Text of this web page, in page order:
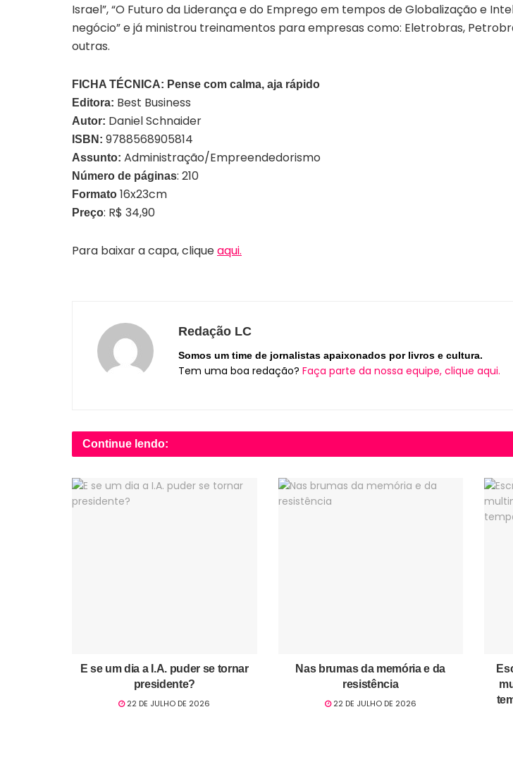
Israel”, “O Futuro da Liderança e do Emprego em tempos de Globalização e
negócio” e já ministrou treinamentos para empresas como: Eletrobras,
outras.
FICHA TÉCNICA: Pense com calma, aja rápido
Editora: Best Business
Autor: Daniel Schnaider
ISBN: 9788568905814
Assunto: Administração/Empreendedorismo
Número de páginas: 210
Formato 16x23cm
Preço: R$ 34,90
Para baixar a capa, cliqueaqui.
Redação LC
Somos um time de jornalistas apaixonados por livros e cultura.
Tem uma boa redação? Faça parte da nossa equipe, clique aqui.
Continue lendo:
E se um dia a I.A. puder se tornar
presidente?
22 DE JULHO DE 2026
Nas brumas da memória e da
resistência
22 DE JULHO DE 2026